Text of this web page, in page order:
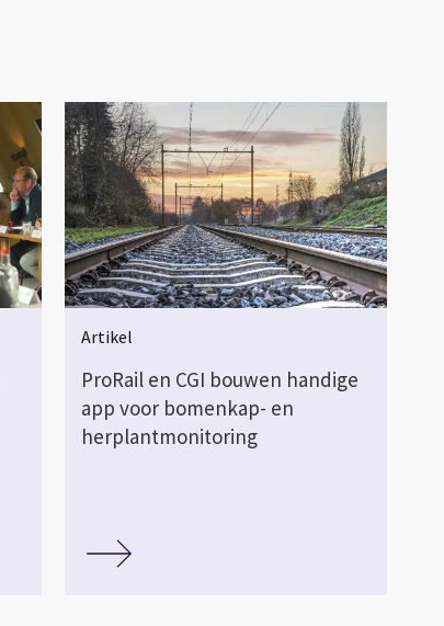
Artikel
ProRail en CGI bouwen handige
app voor bomenkap- en
herplantmonitoring